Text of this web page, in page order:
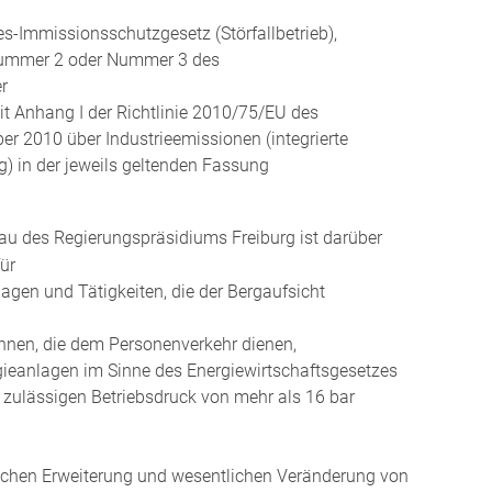
Immissionsschutzgesetz (Störfallbetrieb),
2 oder Nummer 3 des
Anhang I der Richtlinie 2010/75/EU des
2010 über Industrieemissionen (integrierte
in der jeweils geltenden Fassung
des Regierungspräsidiums Freiburg ist darüber
und Tätigkeiten, die der Bergaufsicht
die dem Personenverkehr dienen,
im Sinne des Energiewirtschaftsgesetzes
Betriebsdruck von mehr als 16 bar
Erweiterung und wesentlichen Veränderung von